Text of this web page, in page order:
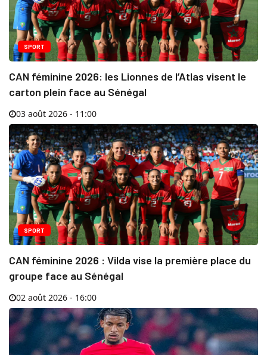
SPORT
CAN féminine 2026: les Lionnes de l’Atlas visent le
carton plein face au Sénégal
03 août 2026 - 11:00
SPORT
CAN féminine 2026 : Vilda vise la première place du
groupe face au Sénégal
02 août 2026 - 16:00